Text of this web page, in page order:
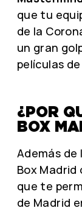
que tu
de la
un gran
películas
¿POR
BOX
Además de
Box
que te
de Madrid